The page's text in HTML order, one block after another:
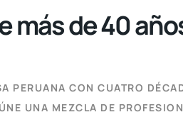
más de 40
CON CUATRO
UNA MEZCLA DE